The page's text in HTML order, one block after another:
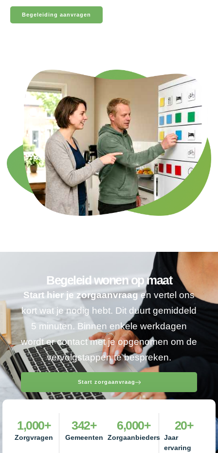
Begeleiding aanvragen
Begeleid wonen op maat
Start hier je zorgaanvraagen vertel ons
kort wat je nodig hebt. Dit duurt gemiddeld
5 minuten. Binnen enkele werkdagen
wordt er contact met je opgenomen om de
vervolgstappen te bespreken.
Start zorgaanvraag
Zorgvragen
1,000+
Gemeenten
342+
Zorgaanbieders
6,000+
Jaar
ervaring
20+